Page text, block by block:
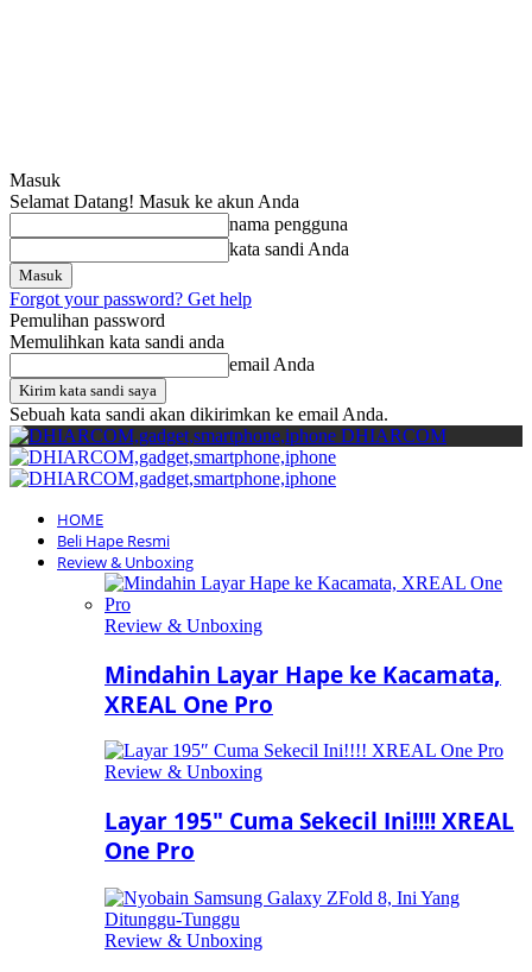
Masuk
Selamat Datang! Masuk ke akun Anda
nama pengguna
kata sandi Anda
Forgot your password? Get help
Pemulihan password
Memulihkan kata sandi anda
email Anda
Sebuah kata sandi akan dikirimkan ke email Anda.
DHIARCOM
HOME
Beli Hape Resmi
Review & Unboxing
Review & Unboxing
Mindahin Layar Hape ke Kacamata,
XREAL One Pro
Review & Unboxing
Layar 195″ Cuma Sekecil Ini!!!! XREAL
One Pro
Review & Unboxing